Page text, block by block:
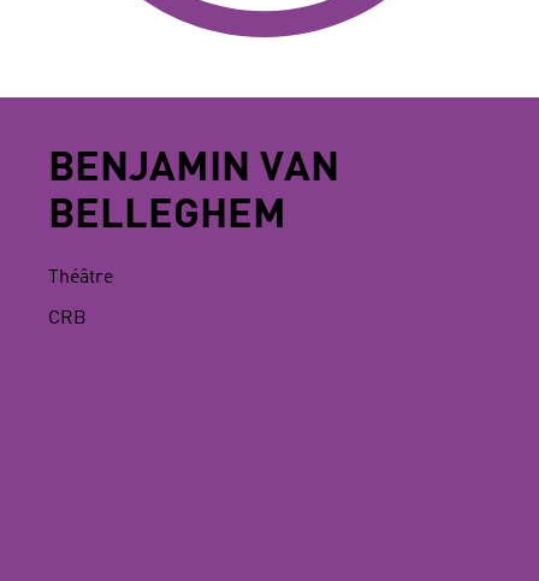
BENJAMIN VAN
BELLEGHEM
Théâtre
CRB